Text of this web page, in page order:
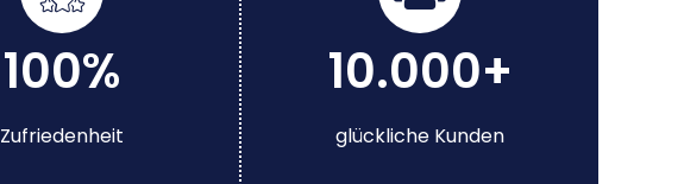
100%
Zufriedenheit
10.000+
glückliche Kunden